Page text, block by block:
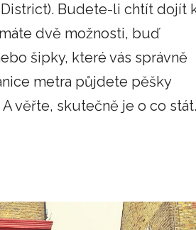
Budete-li chtít dojít
dvě možnosti, buď
šipky, které vás správně
metra půjdete pěšky
věřte, skutečně je o co stát.